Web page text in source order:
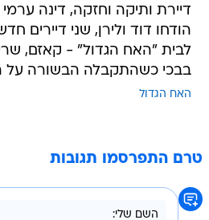
דיירת ותיקה וחזקה, דינה
הודחו דוד ולירן, שני דיירים
לבית "האח הגדול" - קאזם,
בבכי כשהתקבלה הבשורה על
האח הגדול
טרם התפרסמו תגובות